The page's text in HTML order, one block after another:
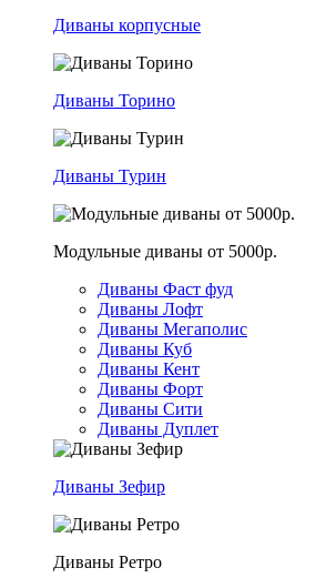
Диваны корпусные
Диваны Торино
Диваны Турин
Модульные диваны от 5000р.
Диваны Фаст фуд
Диваны Лофт
Диваны Мегаполис
Диваны Куб
Диваны Кент
Диваны Форт
Диваны Сити
Диваны Дуплет
Диваны Зефир
Диваны Ретро